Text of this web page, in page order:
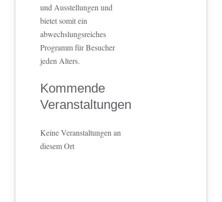
und Ausstellungen und
bietet somit ein
abwechslungsreiches
Programm für Besucher
jeden Alters.
Kommende
Veranstaltungen
Keine Veranstaltungen an
diesem Ort